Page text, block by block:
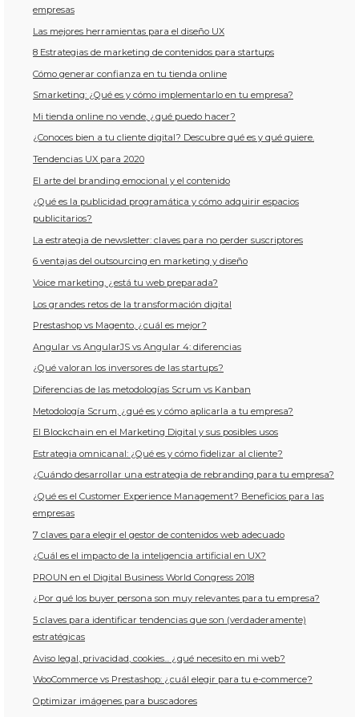
empresas
Las mejores herramientas para el diseño UX
8 Estrategias de marketing de contenidos para startups
Cómo generar confianza en tu tienda online
Smarketing: ¿Qué es y cómo implementarlo en tu empresa?
Mi tienda online no vende, ¿qué puedo hacer?
¿Conoces bien a tu cliente digital? Descubre qué es y qué quiere.
Tendencias UX para 2020
El arte del branding emocional y el contenido
¿Qué es la publicidad programática y cómo adquirir espacios
publicitarios?
La estrategia de newsletter: claves para no perder suscriptores
6 ventajas del outsourcing en marketing y diseño
Voice marketing, ¿está tu web preparada?
Los grandes retos de la transformación digital
Prestashop vs Magento, ¿cuál es mejor?
Angular vs AngularJS vs Angular 4: diferencias
¿Qué valoran los inversores de las startups?
Diferencias de las metodologías Scrum vs Kanban
Metodología Scrum, ¿qué es y cómo aplicarla a tu empresa?
El Blockchain en el Marketing Digital y sus posibles usos
Estrategia omnicanal: ¿Qué es y cómo fidelizar al cliente?
¿Cuándo desarrollar una estrategia de rebranding para tu empresa?
¿Qué es el Customer Experience Management? Beneficios para las
empresas
7 claves para elegir el gestor de contenidos web adecuado
¿Cuál es el impacto de la inteligencia artificial en UX?
PROUN en el Digital Business World Congress 2018
¿Por qué los buyer persona son muy relevantes para tu empresa?
5 claves para identificar tendencias que son (verdaderamente)
estratégicas
Aviso legal, privacidad, cookies... ¿qué necesito en mi web?
WooCommerce vs Prestashop: ¿cuál elegir para tu e-commerce?
Optimizar imágenes para buscadores